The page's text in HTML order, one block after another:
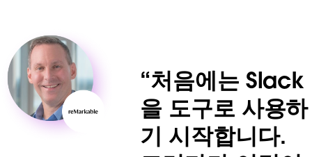
“처음에는 Slack
을 도구로 사용하
기 시작합니다.